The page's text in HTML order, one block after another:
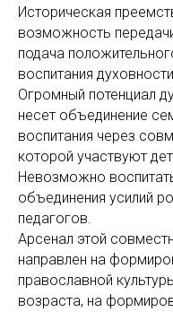
Историческая
возможность
подача
воспитания
Огромный потенциал
несет объединение
воспитания через
которой участвуют
Невозможно
объединения усилий
педагогов.
Арсенал этой
направлен на
православной
возраста, на